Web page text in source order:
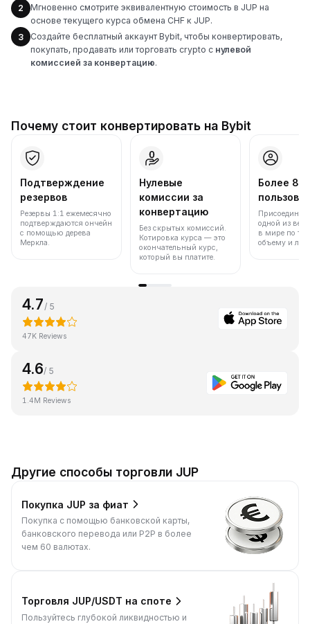
2
Мгновенно смотрите эквивалентную стоимость в JUP на
основе текущего курса обмена CHF к JUP.
3
Создайте бесплатный аккаунт Bybit, чтобы конвертировать,
покупать, продавать или торговать crypto с нулевой
комиссией за конвертацию.
Почему стоит конвертировать на Bybit
Подтверждение
резервов
Резервы 1:1 ежемесячно
подтверждаются ончейн
с помощью дерева
Меркла.
Нулевые
комиссии за
конвертацию
Без скрытых комиссий.
Котировка курса — это
окончательный курс,
который вы платите.
Более 86
одной из
в мире по
объему и
4.7 / 5
47K Reviews
4.6/ 5
1.4M Reviews
Другие способы торговли JUP
Покупка JUP за фиат
Покупка с помощью банковской карты,
банковского перевода или P2P в более
чем 60 валютах.
Торговля JUP/USDT на споте
Пользуйтесь глубокой ликвидностью и